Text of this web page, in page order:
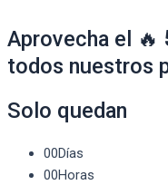
Aprovecha el 🔥
todos nuestros
Solo quedan
00Días
00Horas